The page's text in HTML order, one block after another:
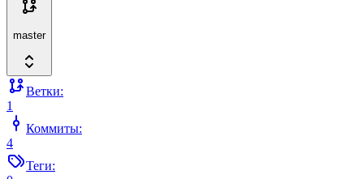
master
Ветки:
1
Коммиты:
4
Теги: